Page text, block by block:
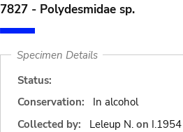
7827 - Polydesmidae sp.
Specimen Details
Status:
Conservation:
In alcohol
Collected by:
Leleup N. on I.1954